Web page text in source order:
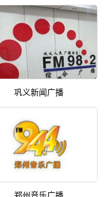
巩义新闻广播
郑州音乐广播